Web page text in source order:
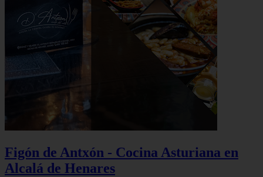
Figón de Antxón - Cocina Asturiana en
Alcalá de Henares